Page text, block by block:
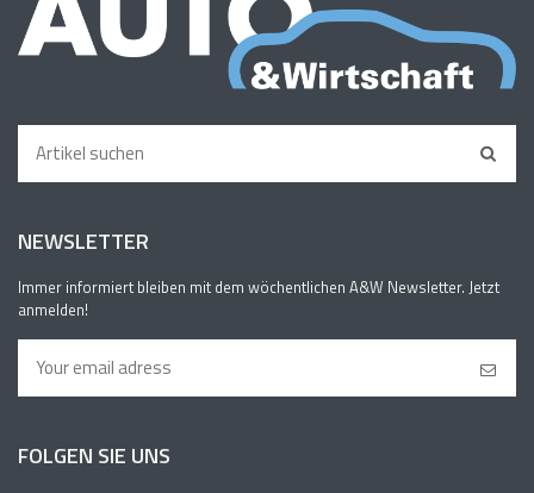
NEWSLETTER
Immer informiert bleiben mit dem wöchentlichen A&W Newsletter. Jetzt
anmelden!
FOLGEN SIE UNS